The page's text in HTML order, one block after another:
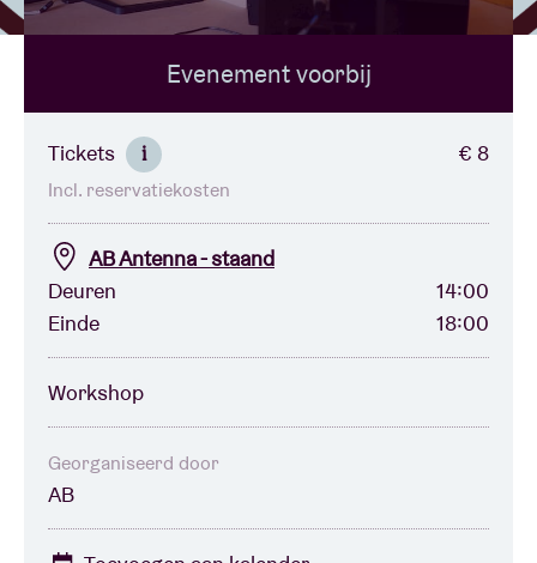
BRDCST
ABtv
Concertcheque
Over AB
Contact
Evenement voorbij
Tickets i € 8
Incl. reservatiekosten
AB Antenna - staand
Deuren
14:00
Einde
18:00
Workshop
Georganiseerd door
AB